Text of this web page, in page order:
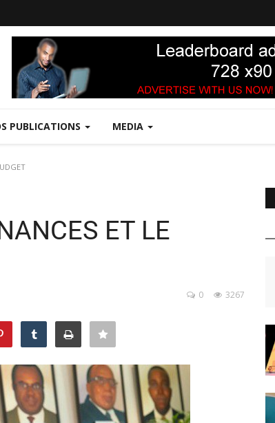
PUBLICATIONS MEDIA
ET LE
3267
0